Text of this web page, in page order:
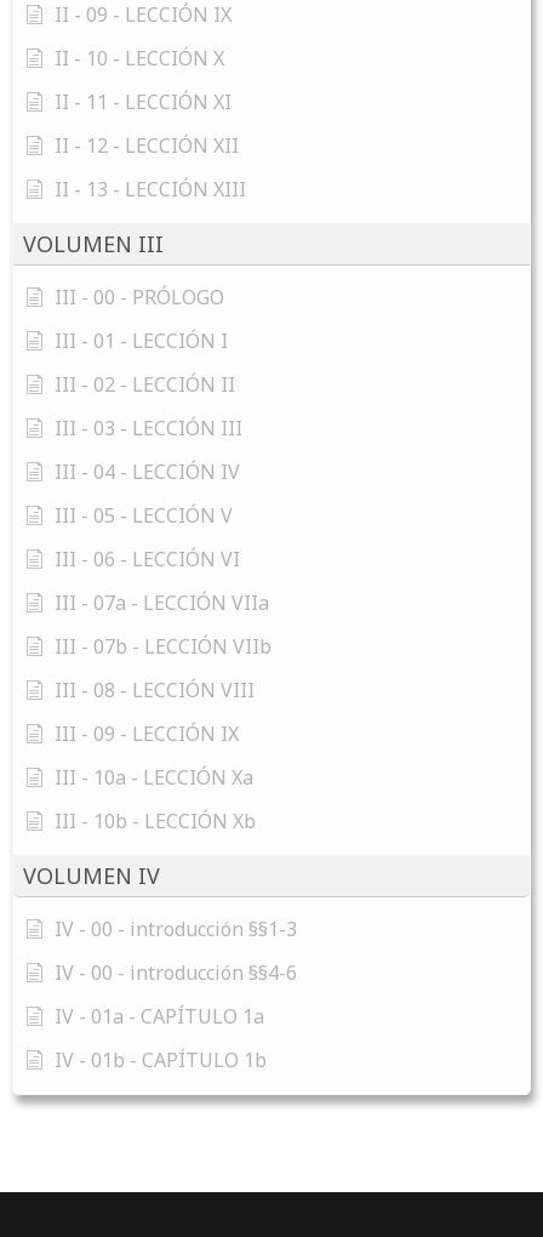
II - 09 - LECCIÓN IX
II - 10 - LECCIÓN X
II - 11 - LECCIÓN XI
II - 12 - LECCIÓN XII
II - 13 - LECCIÓN XIII
VOLUMEN III
III - 00 - PRÓLOGO
III - 01 - LECCIÓN I
III - 02 - LECCIÓN II
III - 03 - LECCIÓN III
III - 04 - LECCIÓN IV
III - 05 - LECCIÓN V
III - 06 - LECCIÓN VI
III - 07a - LECCIÓN VIIa
III - 07b - LECCIÓN VIIb
III - 08 - LECCIÓN VIII
III - 09 - LECCIÓN IX
III - 10a - LECCIÓN Xa
III - 10b - LECCIÓN Xb
VOLUMEN IV
IV - 00 - introducción §§1-3
IV - 00 - introducción §§4-6
IV - 01a - CAPÍTULO 1a
IV - 01b - CAPÍTULO 1b